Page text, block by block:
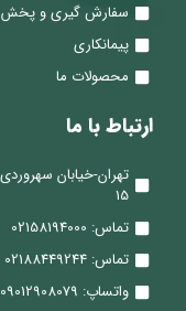
سفارش گیری و پخش
پیمانکاری
محصولات ما
ارتباط با ما
15
تماس: 02158194000
تماس: 02188449244
واتساپ: 09012908079